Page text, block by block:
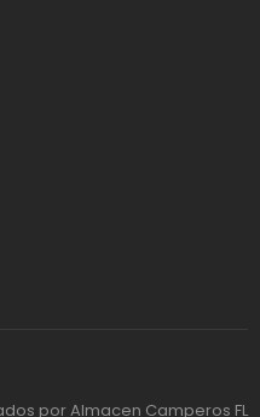
por Almacen Camperos FL